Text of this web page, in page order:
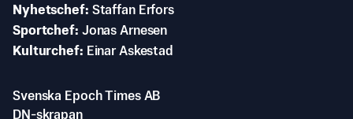
Nyhetschef Staffan Erfors
Sportchef Jonas Arnesen
Kulturchef
Einar Askestad
Svenska Epoch Times AB
DN-skrapan